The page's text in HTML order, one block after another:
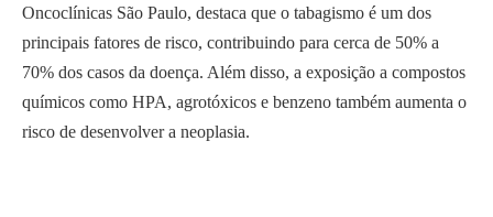
Oncoclínicas São Paulo, destaca que o tabagismo é um dos
principais fatores de risco, contribuindo para cerca de 50% a
70% dos casos da doença. Além disso, a exposição a compostos
químicos como HPA, agrotóxicos e benzeno também aumenta o
risco de desenvolver a neoplasia.